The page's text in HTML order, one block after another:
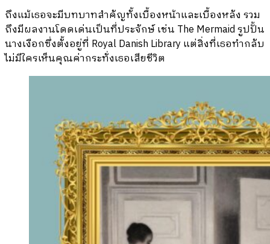
ถึงแม้เธอจะมีบทบาทสำคัญทั้งเบื้องหน้าและเบื้องหลัง รวม
ถึงมีผลงานโดดเด่นเป็นที่ประจักษ์ เช่น The Mermaid รูปปั้น
นางเงือกซึ่งตั้งอยู่ที่ Royal Danish Library แต่สิ่งที่เธอทำกลับ
ไม่มีใครเห็นคุณค่ากระทั่งเธอเสียชีวิต